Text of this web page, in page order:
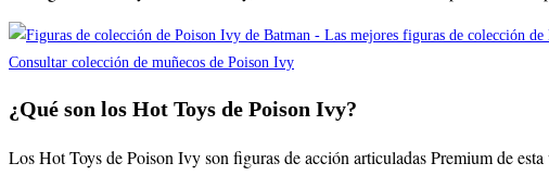
Consultar colección de muñecos de Poison Ivy
¿Qué son los Hot Toys de Poison Ivy?
Los Hot Toys de Poison Ivy son figuras de acción articuladas Premium de